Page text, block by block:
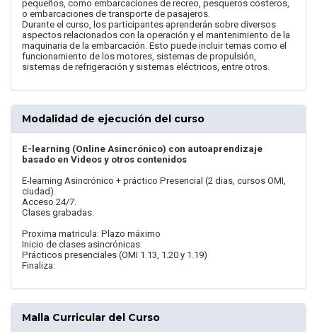
pequeños, como embarcaciones de recreo, pesqueros costeros,
o embarcaciones de transporte de pasajeros.
Durante el curso, los participantes aprenderán sobre diversos
aspectos relacionados con la operación y el mantenimiento de la
maquinaria de la embarcación. Esto puede incluir temas como el
funcionamiento de los motores, sistemas de propulsión,
sistemas de refrigeración y sistemas eléctricos, entre otros.
Modalidad de ejecución del curso
E-learning (Online Asincrónico) con autoaprendizaje
basado en Videos y otros contenidos
E-learning Asincrónico + práctico Presencial (2 dias, cursos OMI,
ciudad).
Acceso 24/7.
Clases grabadas.
Proxima matricula: Plazo máximo
Inicio de clases asincrónicas:
Prácticos presenciales (OMI 1.13, 1.20 y 1.19)
Finaliza:
Malla Curricular del Curso